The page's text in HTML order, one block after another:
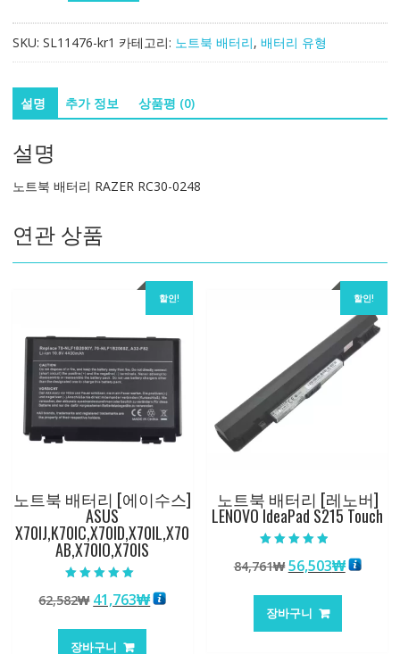
터
RAZER
RC30-
수
SKU: SL11476-kr1 카테고리: 노트북 배터리, 배터리 유형
설명 추가 정보 상품평 (0)
설명
노트북 배터리 RAZER RC30-0248
연관 상품
할인!
노트북 배터리 [에이수스]
ASUS
X70IJ,K70IC,X70ID,X70IL,X70
AB,X70IO,X70IS
5.00
로 평가됨
62,582₩ 원
가
41,763₩현
장바구니
할인!
노트북 배터리 [레노버]
LENOVO IdeaPad S215 Touch
4.50
로 평가됨
84,761₩ 원
가
격:
56,503₩현
장바구니